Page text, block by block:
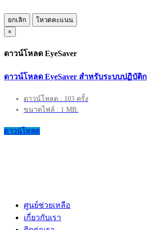
ยกเลิก
โหวตคะแนน
×
ดาวน์โหลด EyeSaver
ดาวน์โหลด EyeSaver สำหรับระบบปฏิบัติก
ดาวน์โหลด : 103 ครั้ง
ขนาดไฟล์ : 1 MB.
ดาวน์โหลด
ศูนย์ช่วยเหลือ
เกี่ยวกับเรา